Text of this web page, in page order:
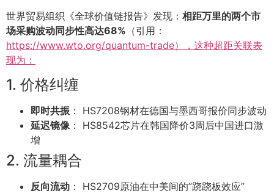
世界贸易组织《全球价值链报告》发现： 相距万里的两个市
场采购波动同步性高达68% （引用：
https://www.wto.org/quantum-trade），这种超距关联表
现为：
1. 价格纠缠
即时共振 ： HS7208钢材在德国与墨西哥报价同步波动
延迟镜像 ： HS8542芯片在韩国降价3周后中国进口激
增
2. 流量耦合
反向流动 ： HS2709原油在中美间的”跷跷板效应”